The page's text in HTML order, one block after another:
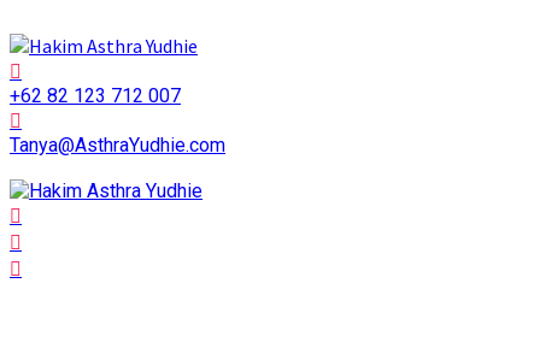
+62 82 123 712 007
Tanya@AsthraYudhie.com